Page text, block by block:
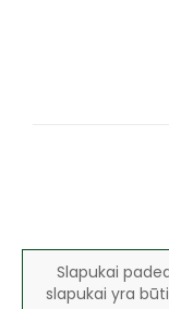
Slapukai
slapukai yra